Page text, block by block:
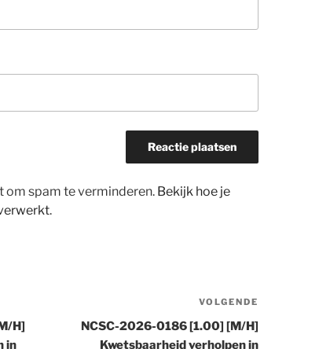
om spam te verminderen. Bekijk hoe je
.
H]
in
VOLGENDE
NCSC-2026-0186 [1.00] [M/H]
Kwetsbaarheid verholpen in